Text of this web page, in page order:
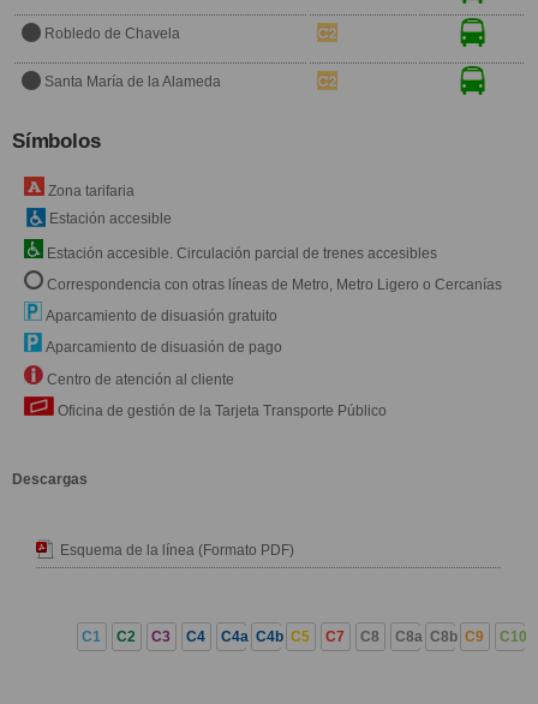
Robledo de Chavela
Santa María de la Alameda
Símbolos
Zona tarifaria
Estación accesible
Estación accesible. Circulación parcial de trenes accesibles
Correspondencia con otras líneas de Metro, Metro Ligero o Cercanías
Aparcamiento de disuasión gratuito
Aparcamiento de disuasión de pago
Centro de atención al cliente
Oficina de gestión de la Tarjeta Transporte Público
Descargas
Esquema de la línea (Formato PDF)
C1 C2 C3 C4 C4a C4b C5 C7 C8 C8a C8b C9 C10